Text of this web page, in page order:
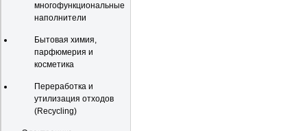
многофункциональные
наполнители
Бытовая химия,
парфюмерия и
косметика
Переработка и
утилизация отходов
(Recycling)